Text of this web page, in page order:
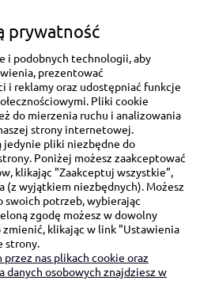
6/8 lok. 57/58
91-341 Łódź
6751510615
SIĘ Z NAMI:
happygifts.com
690 172 872
prywatność
i podobnych technologii, aby
prezentować
i reklamy oraz udostępniać funkcje
Pliki cookie
do mierzenia ruchu i analizowania
strony internetowej.
jedynie pliki niezbędne do
Poniżej możesz zaakceptować
klikając "Zaakceptuj wszystkie",
(z wyjątkiem niezbędnych). Możesz
swoich potrzeb, wybierając
zgodę możesz w dowolny
klikając w link "Ustawienia
strony.
przez nas plikach cookie oraz
danych osobowych znajdziesz w